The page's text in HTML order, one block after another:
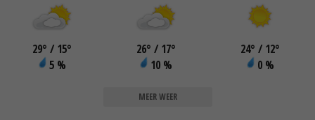
29° / 15°
5 %
26° / 17°
10 %
24° / 12°
0 %
MEER WEER